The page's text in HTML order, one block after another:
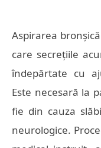
Aspirarea
care secrețiile
îndepărtate cu
Este necesară la
fie din cauza
neurologice.